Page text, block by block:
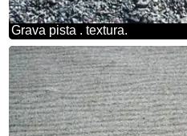
Grava pista . textura.